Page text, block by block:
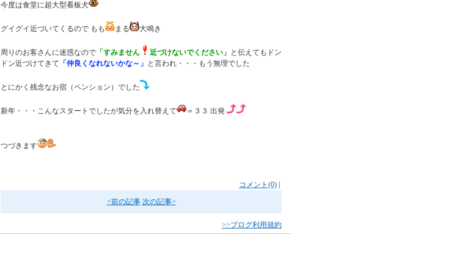
今度は食堂に超大型看板犬
グイグイ近づいてくるので もも まる 大鳴き
周りのお客さんに迷惑なので 「すみません 近づけないでください」 と伝えてもドン
ドン近づけてきて 「仲良くなれないかな～」 と言われ・・・もう無理でした
とにかく残念なお宿（ペンション）でした
新年・・・こんなスタートでしたが気分を入れ替えて ＝３３ 出発
つづきます
コメント(0)
<前の記事 次の記事>
>>ブログ利用規約